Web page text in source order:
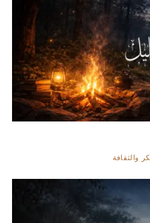
والثقافة